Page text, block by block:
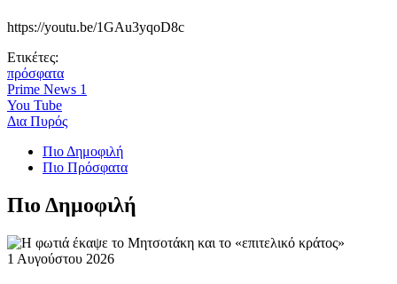
https://youtu.be/1GAu3yqoD8c
Ετικέτες:
πρόσφατα
Prime News 1
You Tube
Δια Πυρός
Πιο Δημοφιλή
Πιο Πρόσφατα
Πιο Δημοφιλή
1 Αυγούστου 2026